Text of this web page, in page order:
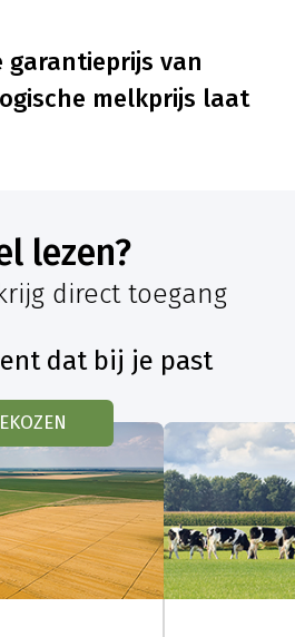
van
melkprijs laat
lezen?
direct toegang
dat bij je past